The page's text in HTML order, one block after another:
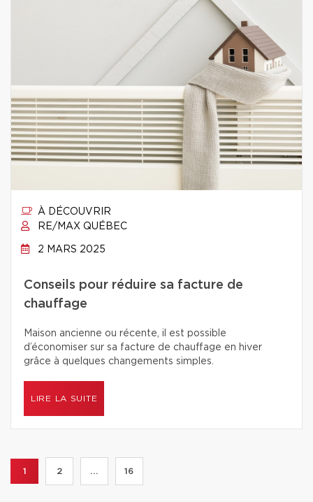
À DÉCOUVRIR
RE/MAX QUÉBEC
2 MARS 2025
Conseils pour réduire sa facture de
chauffage
Maison ancienne ou récente, il est possible
d’économiser sur sa facture de chauffage en hiver
grâce à quelques changements simples.
LIRE LA SUITE
1 2 ... 16